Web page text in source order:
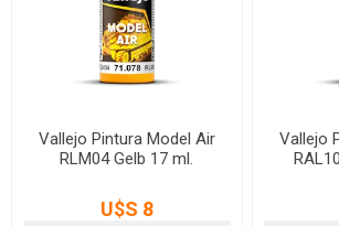
Vallejo Pintura Model Air
RLM04 Gelb 17 ml.
U$S 8
Vallejo